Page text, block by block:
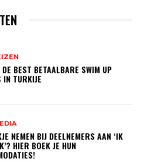
BEST BETAALBARE SWIM UP
IN TURKIJE
NEMEN BIJ DEELNEMERS AAN ‘IK
HIER BOEK JE HUN